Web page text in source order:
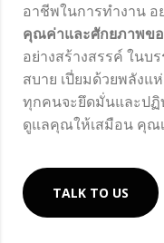
อาชีพในการทำงาน อ
คุณค่าและศักยภาพข
อย่างสร้างสรรค์ ในบ
สบาย เปี่ยมด้วยพลังแ
ทุกคนจะยึดมั่นและปฏิ
ดูแลคุณให้เสมือน คุณ
TALK TO US